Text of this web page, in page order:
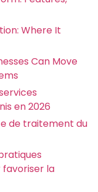
Where It
Can Move
en 2026
de traitement du
favoriser la